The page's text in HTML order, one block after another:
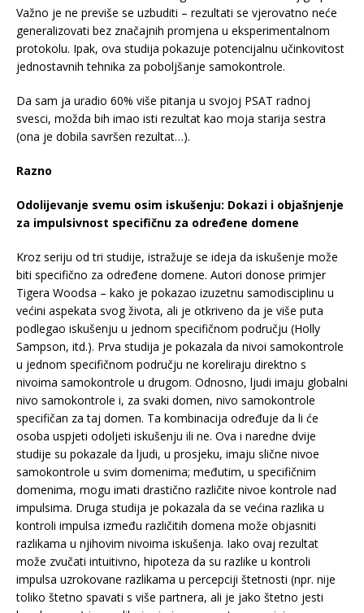
Važno je ne previše se uzbuditi – rezultati se vjerovatno neće
generalizovati bez značajnih promjena u eksperimentalnom
protokolu. Ipak, ova studija pokazuje potencijalnu učinkovitost
jednostavnih tehnika za poboljšanje samokontrole.
Da sam ja uradio 60% više pitanja u svojoj PSAT radnoj
svesci, možda bih imao isti rezultat kao moja starija sestra
(ona je dobila savršen rezultat…).
Razno
Odolijevanje svemu osim iskušenju: Dokazi i objašnjenje
za impulsivnost specifičnu za određene domene
Kroz seriju od tri studije, istražuje se ideja da iskušenje može
biti specifično za određene domene. Autori donose primjer
Tigera Woodsa – kako je pokazao izuzetnu samodisciplinu u
većini aspekata svog života, ali je otkriveno da je više puta
podlegao iskušenju u jednom specifičnom području (Holly
Sampson, itd.). Prva studija je pokazala da nivoi samokontrole
u jednom specifičnom području ne koreliraju direktno s
nivoima samokontrole u drugom. Odnosno, ljudi imaju globalni
nivo samokontrole i, za svaki domen, nivo samokontrole
specifičan za taj domen. Ta kombinacija određuje da li će
osoba uspjeti odoljeti iskušenju ili ne. Ova i naredne dvije
studije su pokazale da ljudi, u prosjeku, imaju slične nivoe
samokontrole u svim domenima; međutim, u specifičnim
domenima, mogu imati drastično različite nivoe kontrole nad
impulsima. Druga studija je pokazala da se većina razlika u
kontroli impulsa između različitih domena može objasniti
razlikama u njihovim nivoima iskušenja. Iako ovaj rezultat
može zvučati intuitivno, hipoteza da su razlike u kontroli
impulsa uzrokovane razlikama u percepciji štetnosti (npr. nije
toliko štetno spavati s više partnera, ali je jako štetno jesti